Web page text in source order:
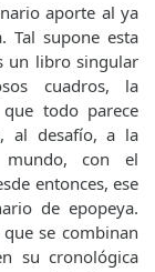
aporte al ya
Tal supone esta
un libro singular
cuadros, la
todo parece
al desafío, a la
con el
entonces, ese
de epopeya.
se combinan
su cronológica